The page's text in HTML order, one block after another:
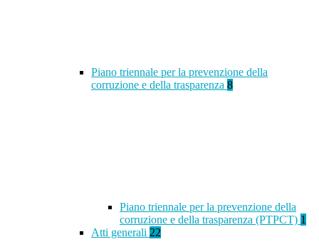
Piano triennale per la prevenzione della
corruzione e della trasparenza 8
Piano triennale per la prevenzione della
corruzione e della trasparenza (PTPCT) 1
Atti generali 22